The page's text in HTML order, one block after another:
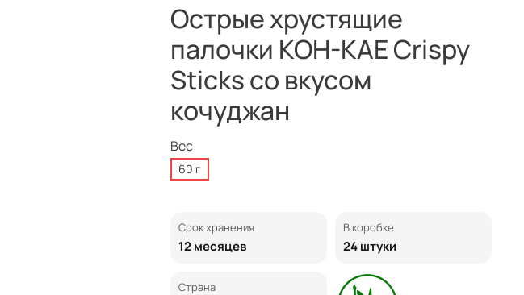
Острые хрустящие
палочки KOH-KAE Crispy
Sticks со вкусом
кочуджан
Вес
60 г
Срок хранения
12 месяцев
В коробке
24 штуки
Страна